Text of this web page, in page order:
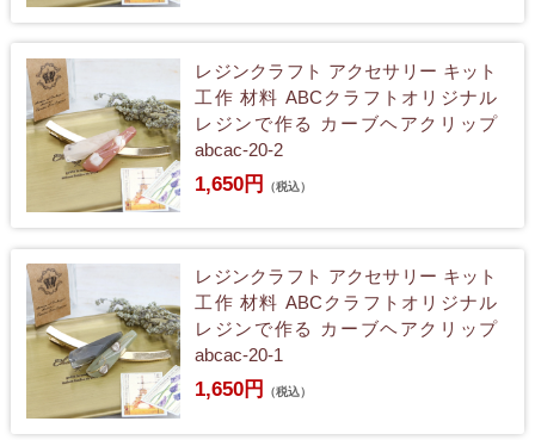
レジンクラフト アクセサリー キット
工作 材料 ABCクラフトオリジナル
レジンで作る カーブヘアクリップ
abcac-20-2
1,650円 （税込）
レジンクラフト アクセサリー キット
工作 材料 ABCクラフトオリジナル
レジンで作る カーブヘアクリップ
abcac-20-1
1,650円 （税込）